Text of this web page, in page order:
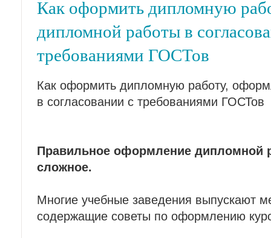
Как оформить дипломную
дипломной работы в
требованиями ГОСТов
Как оформить дипломную работу,
в согласовании с требованиями ГОСТов
Правильное оформление дипломной
сложное.
Многие учебные заведения выпускают
содержащие советы по оформлению